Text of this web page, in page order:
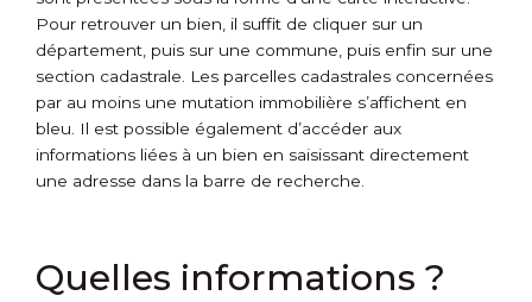
Pour retrouver un bien, il suffit de cliquer sur un
département, puis sur une commune, puis enfin sur une
section cadastrale. Les parcelles cadastrales concernées
par au moins une mutation immobilière s’affichent en
bleu. Il est possible également d’accéder aux
informations liées à un bien en saisissant directement
une adresse dans la barre de recherche.
Quelles informations ?